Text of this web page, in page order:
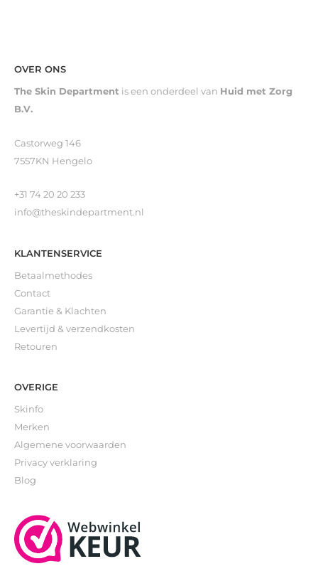
OVER ONS
The Skin Department is een onderdeel van Huid met Zorg
B.V.
Castorweg 146
7557KN Hengelo
+31 74 20 20 233
info@theskindepartment.nl
KLANTENSERVICE
Betaalmethodes
Contact
Garantie & Klachten
Levertijd & verzendkosten
Retouren
OVERIGE
Skinfo
Merken
Algemene voorwaarden
Privacy verklaring
Blog